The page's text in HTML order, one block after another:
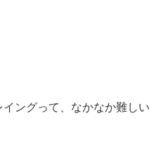
ングって、なかなか難しい